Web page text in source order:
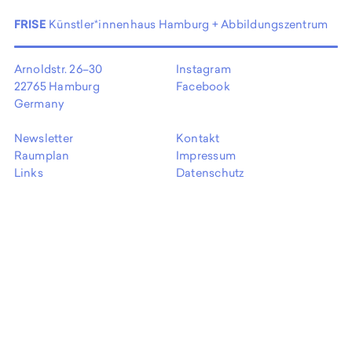
FRISE Künstler*innenhaus Hamburg + Abbildungszentrum
Arnoldstr. 26–30
22765 Hamburg
Germany
Instagram
Facebook
Newsletter
Raumplan
Links
Kontakt
Impressum
Datenschutz